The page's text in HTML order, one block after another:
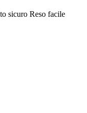
sicuro Reso facile